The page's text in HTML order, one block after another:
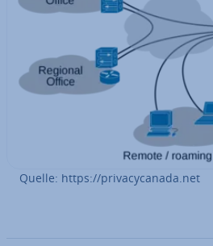
Quelle: https://pri­va­cy­ca­na­da.net